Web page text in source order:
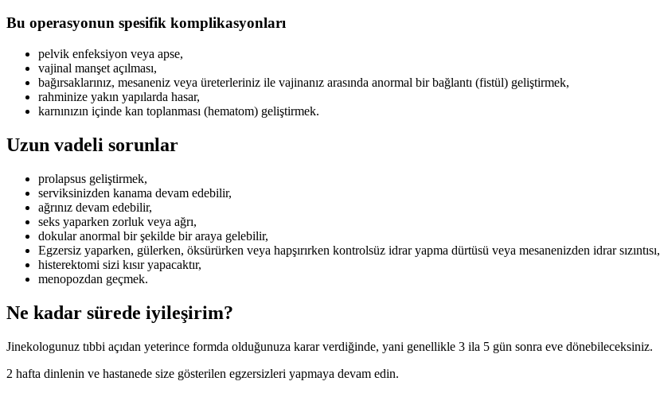
Bu operasyonun spesifik komplikasyonları
pelvik enfeksiyon veya apse,
vajinal manşet açılması,
bağırsaklarınız, mesaneniz veya üreterleriniz ile vajinanız arasında anormal bir bağlantı (fistül) geliştirmek,
rahminize yakın yapılarda hasar,
karnınızın içinde kan toplanması (hematom) geliştirmek.
Uzun vadeli sorunlar
prolapsus geliştirmek,
serviksinizden kanama devam edebilir,
ağrınız devam edebilir,
seks yaparken zorluk veya ağrı,
dokular anormal bir şekilde bir araya gelebilir,
Egzersiz yaparken, gülerken, öksürürken veya hapşırırken kontrolsüz idrar yapma dürtüsü veya mesanenizden idrar sızıntısı,
histerektomi sizi kısır yapacaktır,
menopozdan geçmek.
Ne kadar sürede iyileşirim?
Jinekologunuz tıbbi açıdan yeterince formda olduğunuza karar verdiğinde, yani genellikle 3 ila 5 gün sonra eve dönebileceksiniz.
2 hafta dinlenin ve hastanede size gösterilen egzersizleri yapmaya devam edin.